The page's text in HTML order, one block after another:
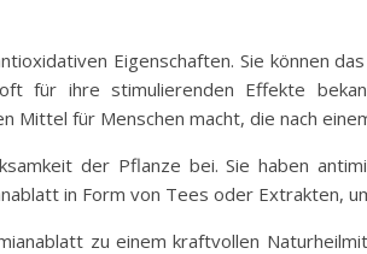
Eigenschaften. Sie können
für ihre stimulierenden Effekte
für Menschen macht, die nach
der Pflanze bei. Sie haben
in Form von Tees oder Extrakten,
zu einem kraftvollen